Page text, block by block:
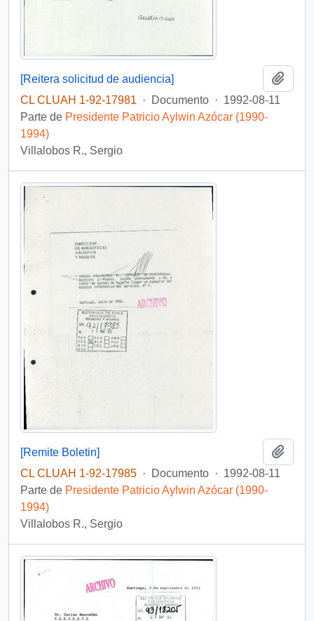
[Reitera solicitud de audiencia]
CL CLUAH 1-92-17981
· Documento · 1992-08-11
Parte de Presidente Patricio Aylwin Azócar (1990-
1994)
Villalobos R., Sergio
[Remite Boletin]
CL CLUAH 1-92-17985 · Documento · 1992-08-11
Parte de Presidente Patricio Aylwin Azócar (1990-
1994)
Villalobos R., Sergio